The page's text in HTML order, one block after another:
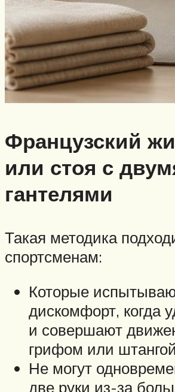
Французский
или стоя с
гантелями
Такая методика
спортсменам:
Которые
дискомфорт, когда
и совершают
грифом или
Не могут
две руки из-за